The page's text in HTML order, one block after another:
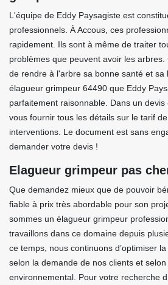
L'équipe de Eddy Paysagiste est
professionnels. À Accous, ces
rapidement. Ils sont à même de traiter
problèmes que peuvent avoir les
de rendre à l'arbre sa bonne santé et sa
élagueur grimpeur 64490 que Eddy
parfaitement raisonnable. Dans un
vous fournir tous les détails sur le tarif
interventions. Le document est sans
demander votre devis !
Elagueur grimpeur pas
Que demandez mieux que de pouvoir
fiable à prix très abordable pour son
sommes un élagueur grimpeur
travaillons dans ce domaine depuis
ce temps, nous continuons d’optimiser
selon la demande de nos clients et
environnemental. Pour votre recherche